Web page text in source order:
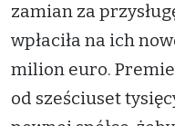
zamian za
wpłaciła na ich
milion euro.
od sześciuset